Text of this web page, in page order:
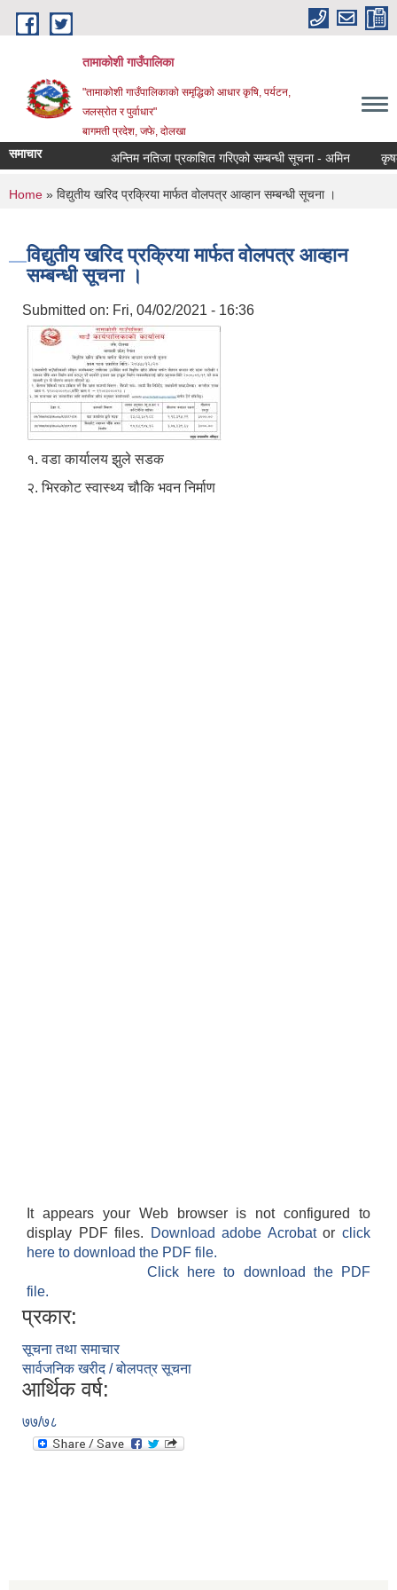
Skip to main content
तामाकोशी गाउँपालिका
"तामाकोशी गाउँपालिकाको समृद्धिको आधार कृषि, पर्यटन,
जलस्रोत र पुर्वाधार"
बागमती प्रदेश, जफे, दोलखा
समाचार अन्तिम नतिजा प्रकाशित गरिएको सम्बन्धी सूचना - अमिन कृषक
You are here
Home » विद्युतीय खरिद प्रक्रिया मार्फत वोलपत्र आव्हान सम्बन्धी सूचना ।
विद्युतीय खरिद प्रक्रिया मार्फत वोलपत्र आव्हान
सम्बन्धी सूचना ।
Submitted on: Fri, 04/02/2021 - 16:36
१. वडा कार्यालय झुले सडक
२. भिरकोट स्वास्थ्य चौकि भवन निर्माण
It appears your Web browser is not configured to
display PDF files.
Download adobe Acrobatorclick
here to download the PDF file.
Click here to download the PDF
file.
प्रकार:
सूचना तथा समाचार
सार्वजनिक खरीद / बोलपत्र सूचना
आर्थिक वर्ष:
७७/७८